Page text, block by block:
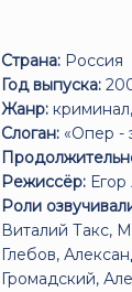
Страна: Россия
Год выпуска:
Жанр:
Слоган: «Опер -
Режиссёр:
Роли
Виталий Такс,
Глебов,
Громадский,